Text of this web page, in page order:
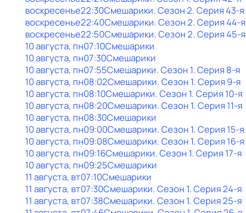
воскресенье22:30Смешарики. Сезон 2. Серия 43-я
воскресенье22:40Смешарики. Сезон 2. Серия 44-я
воскресенье22:50Смешарики. Сезон 2. Серия 45-я
10 августа, пн07:10Смешарики
10 августа, пн07:30Смешарики
10 августа, пн07:55Смешарики. Сезон 1. Серия 8-я
10 августа, пн08:02Смешарики. Сезон 1. Серия 9-я
10 августа, пн08:10Смешарики. Сезон 1. Серия 10-я
10 августа, пн08:20Смешарики. Сезон 1. Серия 11-я
10 августа, пн08:30Смешарики
10 августа, пн09:00Смешарики. Сезон 1. Серия 15-я
10 августа, пн09:08Смешарики. Сезон 1. Серия 16-я
10 августа, пн09:16Смешарики. Сезон 1. Серия 17-я
10 августа, пн09:25Смешарики
11 августа, вт07:10Смешарики
11 августа, вт07:30Смешарики. Сезон 1. Серия 24-я
11 августа, вт07:38Смешарики. Сезон 1. Серия 25-я